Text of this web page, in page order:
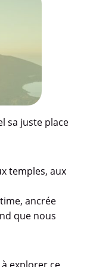
sa juste place
temples, aux
ancrée
que nous